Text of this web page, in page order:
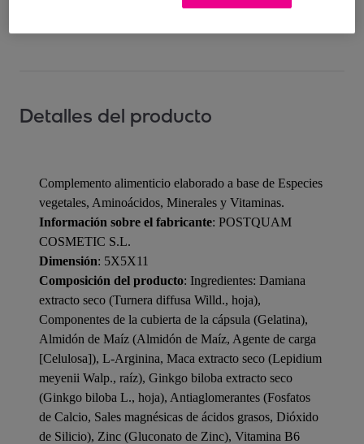
Detalles del producto
Complemento alimenticio elaborado a base de Especies
vegetales, Aminoácidos, Minerales y Vitaminas.
Información sobre el fabricante: POSTQUAM
COSMETIC S.L.
Dimensión: 5X5X11
Composición del producto: Ingredientes: Damiana
extracto seco (Turnera diffusa Willd., hoja),
Componentes de la cubierta de la cápsula (Gelatina),
Almidón de Maíz (Almidón de Maíz, Agente de carga
[Celulosa]), L-Arginina, Maca extracto seco (Lepidium
meyenii Walp., raíz), Ginkgo biloba extracto seco
(Ginkgo biloba L., hoja), Antiaglomerantes (Fosfatos
de Calcio, Sales magnésicas de ácidos grasos, Dióxido
de Silicio), Zinc (Gluconato de Zinc), Vitamina B6